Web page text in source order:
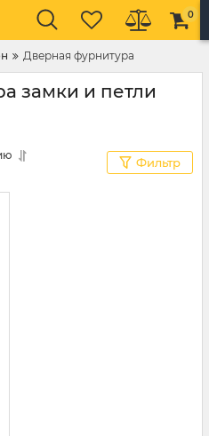
0
Дверная фурнитура
замки и петли
Фильтр